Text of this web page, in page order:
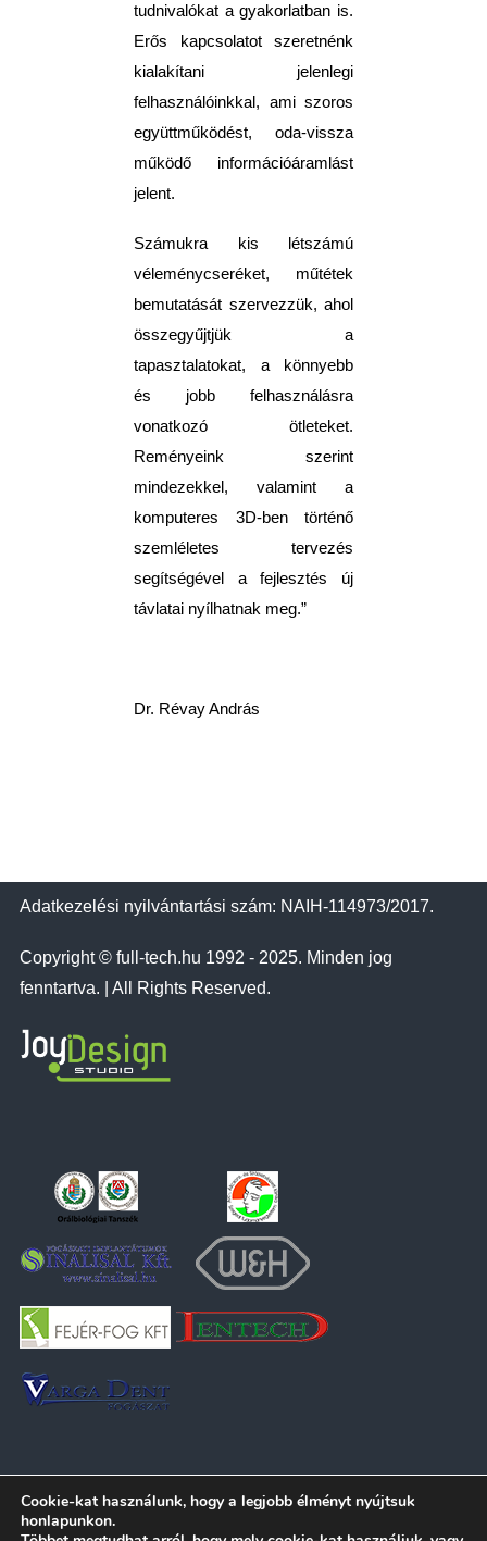
tudnivalókat a gyakorlatban is.
Erős kapcsolatot szeretnénk
kialakítani jelenlegi
felhasználóinkkal, ami szoros
együttműködést, oda-vissza
működő információáramlást
jelent.
Számukra kis létszámú
véleménycseréket, műtétek
bemutatását szervezzük, ahol
összegyűjtjük a
tapasztalatokat, a könnyebb
és jobb felhasználásra
vonatkozó ötleteket.
Reményeink szerint
mindezekkel, valamint a
komputeres 3D-ben történő
szemléletes tervezés
segítségével a fejlesztés új
távlatai nyílhatnak meg.”
Dr. Révay András
Adatkezelési nyilvántartási szám: NAIH-114973/2017.
Copyright © full-tech.hu 1992 - 2025. Minden jog
fenntartva. | All Rights Reserved.
Cookie-kat használunk, hogy a legjobb élményt nyújtsuk
honlapunkon.